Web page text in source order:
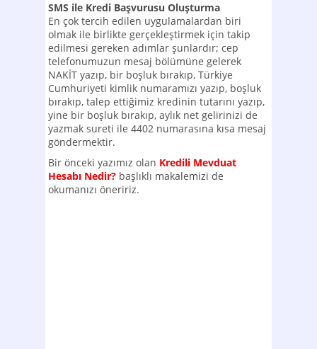
SMS ile Kredi Başvurusu Oluşturma
En çok tercih edilen uygulamalardan biri
olmak ile birlikte gerçekleştirmek için takip
edilmesi gereken adımlar şunlardır; cep
telefonumuzun mesaj bölümüne gelerek
NAKİT yazıp, bir boşluk bırakıp, Türkiye
Cumhuriyeti kimlik numaramızı yazıp, boşluk
bırakıp, talep ettiğimiz kredinin tutarını yazıp,
yine bir boşluk bırakıp, aylık net gelirinizi de
yazmak sureti ile 4402 numarasına kısa mesaj
göndermektir.
Bir önceki yazımız olan Kredili Mevduat
Hesabı Nedir? başlıklı makalemizi de
okumanızı öneririz.